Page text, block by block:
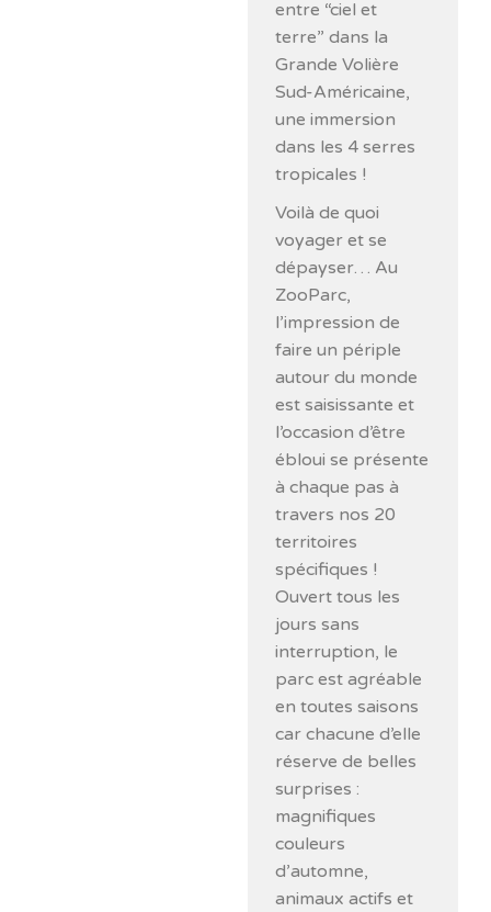
entre “ciel et
terre” dans la
Grande Volière
Sud-Américaine,
une immersion
dans les 4 serres
tropicales !
Voilà de quoi
voyager et se
dépayser… Au
ZooParc,
l’impression de
faire un périple
autour du monde
est saisissante et
l’occasion d’être
ébloui se présente
à chaque pas à
travers nos 20
territoires
spécifiques !
Ouvert tous les
jours sans
interruption, le
parc est agréable
en toutes saisons
car chacune d’elle
réserve de belles
surprises :
magnifiques
couleurs
d’automne,
animaux actifs et